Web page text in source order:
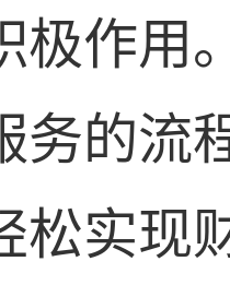
极作用
务的流
松实现